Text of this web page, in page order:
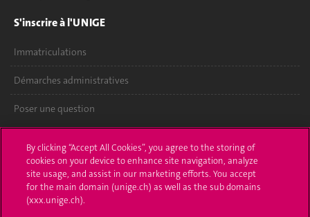
S'inscrire à l'UNIGE
Immatriculations
Démarches administratives
Poser une question
UNIGE Mobile
Médias
By clicking “Accept All Cookies”, you agree to the storing of
cookies on your device to enhance site navigation, analyze
site usage, and assist in our marketing efforts. You accept
for the main domain (unige.ch) as well as the sub domains
(xxx.unige.ch).